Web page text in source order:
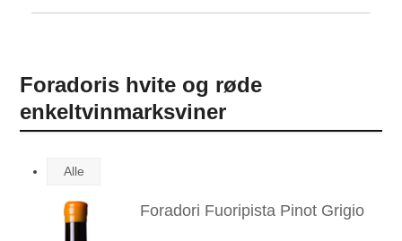
Foradoris hvite og røde
enkeltvinmarksviner
Alle
Foradori Fuoripista Pinot Grigio